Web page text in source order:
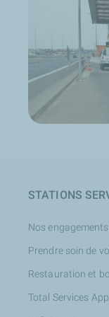
consommation
Meilleures
Réduction
Réduction
Au-delà de la
STATIONS
Nos engagements
Prendre soin de
Restauration et
Total Services App